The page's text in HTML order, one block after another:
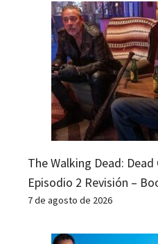
The Walking Dead:
Episodio 2 Revisión –
7 de agosto de 2026